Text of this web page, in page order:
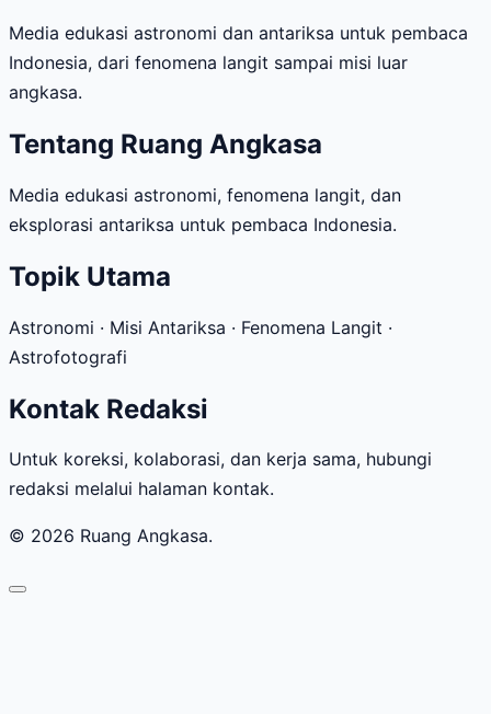
Media edukasi astronomi dan antariksa untuk pembaca
Indonesia, dari fenomena langit sampai misi luar
angkasa.
Tentang Ruang Angkasa
Media edukasi astronomi, fenomena langit, dan
eksplorasi antariksa untuk pembaca Indonesia.
Topik Utama
Astronomi · Misi Antariksa · Fenomena Langit ·
Astrofotografi
Kontak Redaksi
Untuk koreksi, kolaborasi, dan kerja sama, hubungi
redaksi melalui halaman kontak.
© 2026 Ruang Angkasa.